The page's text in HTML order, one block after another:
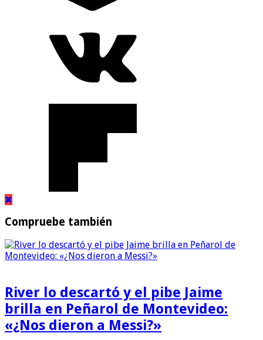
Compruebe también
River lo descartó y el pibe Jaime
brilla en Peñarol de Montevideo:
«¿Nos dieron a Messi?»